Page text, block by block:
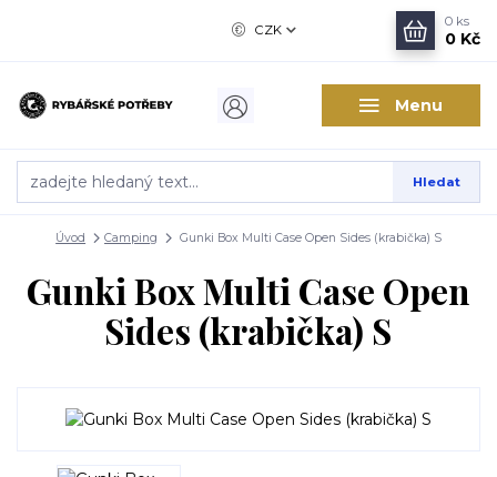
Menu
CZK
Hledat
0 ks
0 Kč
Úvod Camping Gunki Box Multi Case Open Sides (krabička) S
Gunki Box Multi Case Open
Sides (krabička) S